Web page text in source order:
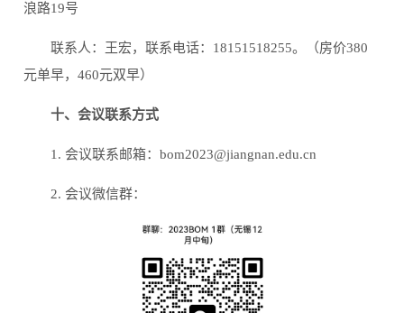
浪路19号
联系人：王宏，联系电话：18151518255。（房价380
元单早，460元双早）
十、会议联系方式
1. 会议联系邮箱：bom2023@jiangnan.edu.cn
2. 会议微信群：